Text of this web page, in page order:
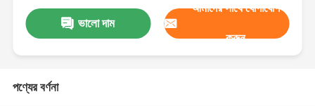
ভালো দাম
আমাদের সাথে যোগাযোগ
করুন
পণ্যের বর্ণনা